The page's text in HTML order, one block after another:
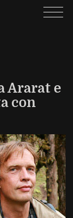
Ararat e
con